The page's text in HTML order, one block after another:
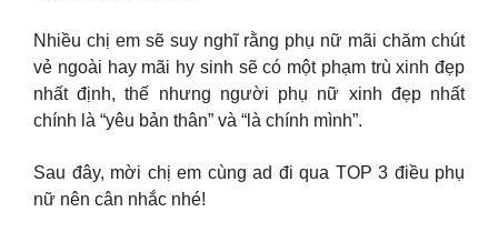
Nhiều chị em sẽ suy nghĩ rằng phụ nữ mãi chăm chút
vẻ ngoài hay mãi hy sinh sẽ có một phạm trù xinh đẹp
nhất định, thế nhưng người phụ nữ xinh đẹp nhất
chính là “yêu bản thân” và “là chính mình”.
Sau đây, mời chị em cùng ad đi qua TOP 3 điều phụ
nữ nên cân nhắc nhé!